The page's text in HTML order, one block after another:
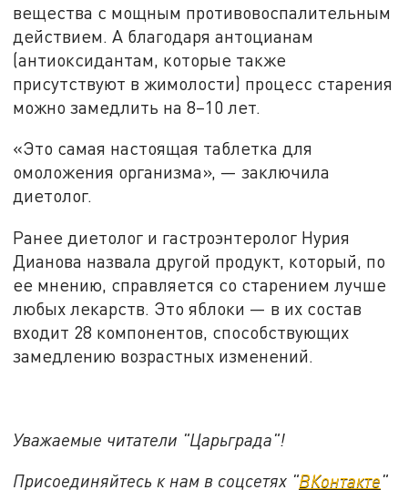
вещества с мощным противовоспалительным
действием. А благодаря антоцианам
(антиоксидантам, которые также
присутствуют в жимолости) процесс старения
можно замедлить на 8–10 лет.
«Это самая настоящая таблетка для
омоложения организма», — заключила
диетолог.
Ранее диетолог и гастроэнтеролог Нурия
Дианова назвала другой продукт, который, по
ее мнению, справляется со старением лучше
любых лекарств. Это яблоки — в их состав
входит 28 компонентов, способствующих
замедлению возрастных изменений.
Уважаемые читатели "Царьграда"!
Присоединяйтесь к нам в соцсетях "ВКонтакте"